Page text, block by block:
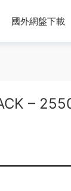
國外網盤下載
–